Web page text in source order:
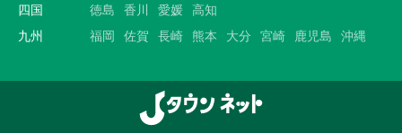
四国
徳島 香川 愛媛 高知
九州
福岡 佐賀 長崎 熊本 大分 宮崎 鹿児島 沖縄